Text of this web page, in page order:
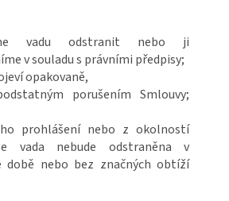
vadu odstranit nebo ji
v souladu s právními předpisy;
opakovaně,
porušením Smlouvy;
prohlášení nebo z okolností
vada nebude odstraněna v
době nebo bez značných obtíží